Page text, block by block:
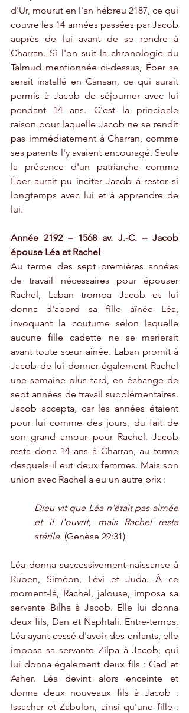
d'Ur, mourut en l'an hébreu 2187, ce qui
couvre les 14 années passées par Jacob
auprès de lui avant de se rendre à
Charran. Si l'on suit la chronologie du
Talmud mentionnée ci-dessus, Éber se
serait installé en Canaan, ce qui aurait
permis à Jacob de séjourner avec lui
pendant 14 ans. C'est la principale
raison pour laquelle Jacob ne se rendit
pas immédiatement à Charran, comme
ses parents l'y avaient encouragé. Seule
la présence d'un patriarche comme
Éber aurait pu inciter Jacob à rester si
longtemps avec lui et à apprendre de
lui.
Année 2192 – 1568 av. J.-C. – Jacob
épouse Léa et Rachel
Au terme des sept premières années
de travail nécessaires pour épouser
Rachel, Laban trompa Jacob et lui
donna d'abord sa fille aînée Léa,
invoquant la coutume selon laquelle
aucune fille cadette ne se marierait
avant toute sœur aînée. Laban promit à
Jacob de lui donner également Rachel
une semaine plus tard, en échange de
sept années de travail supplémentaires.
Jacob accepta, car les années étaient
pour lui comme des jours, du fait de
son grand amour pour Rachel. Jacob
resta donc 14 ans à Charran, au terme
desquels il eut deux femmes. Mais son
union avec Rachel a eu un autre prix :
Dieu vit que Léa n'était pas aimée
et il l'ouvrit, mais Rachel resta
stérile. (Genèse 29:31)
Léa donna successivement naissance à
Ruben, Siméon, Lévi et Juda. À ce
moment-là, Rachel, jalouse, imposa sa
servante Bilha à Jacob. Elle lui donna
deux fils, Dan et Naphtali. Entre-temps,
Léa ayant cessé d'avoir des enfants, elle
imposa sa servante Zilpa à Jacob, qui
lui donna également deux fils : Gad et
Asher. Léa devint alors enceinte et
donna deux nouveaux fils à Jacob :
Issachar et Zabulon, ainsi qu'une fille :